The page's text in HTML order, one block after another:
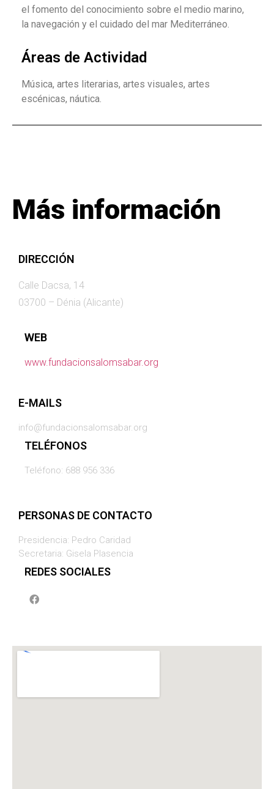
el fomento del conocimiento sobre el medio marino,
la navegación y el cuidado del mar Mediterráneo.
Áreas de Actividad
Música, artes literarias, artes visuales, artes
escénicas, náutica.
Más información
DIRECCIÓN
Calle Dacsa, 14
03700 – Dénia (Alicante)
WEB
www.fundacionsalomsabar.org
E-MAILS
info@fundacionsalomsabar.org
TELÉFONOS
Teléfono: 688 956 336
PERSONAS DE CONTACTO
Presidencia: Pedro Caridad
Secretaria: Gisela Plasencia
REDES SOCIALES